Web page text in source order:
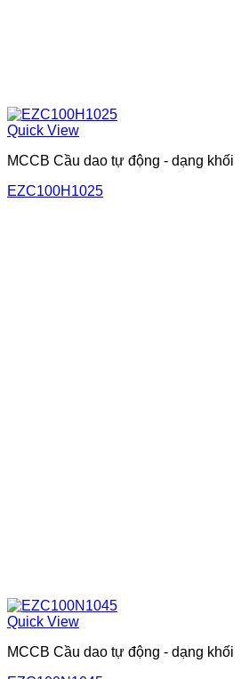
Quick View
MCCB Cầu dao tự động - dạng khối
EZC100H1025
Quick View
MCCB Cầu dao tự động - dạng khối